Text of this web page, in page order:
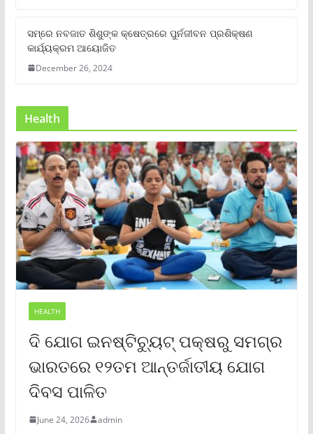
ସମ୍‌ରେ ନବଜାତ ଶିଶୁଙ୍କ କ୍ଷେତ୍ରରେ ପୁର୍ନଜୀବନ ପ୍ରଶିକ୍ଷଣ
କାର୍ଯ୍ୟକ୍ରମ ଆୟୋଜିତ
December 26, 2024
Health
HEALTH
ଦି ଯୋଗ ଇନଷ୍ଟିଚ୍ୟୁଟ୍ ପକ୍ଷରୁ ସମଗ୍ର
ଭାରତରେ ୧୨ତମ ଆନ୍ତର୍ଜାତୀୟ ଯୋଗ
ଦିବସ ପାଳିତ
June 24, 2026 admin